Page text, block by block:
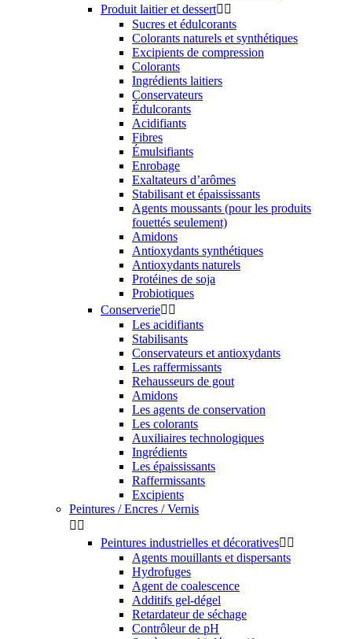
Produit laitier et dessert 
Sucres et édulcorants
Colorants naturels et synthétiques
Excipients de compression
Colorants
Ingrédients laitiers
Conservateurs
Édulcorants
Acidifiants
Fibres
Émulsifiants
Enrobage
Exaltateurs d’arômes
Stabilisant et épaississants
Agents moussants (pour les produits
fouettés seulement)
Amidons
Antioxydants synthétiques
Antioxydants naturels
Protéines de soja
Probiotiques
Conserverie 
Les acidifiants
Stabilisants
Conservateurs et antioxydants
Les raffermissants
Rehausseurs de gout
Amidons
Les agents de conservation
Les colorants
Auxiliaires technologiques
Ingrédients
Les épaississants
Raffermissants
Excipients
Peintures / Encres / Vernis
 
Peintures industrielles et décoratives 
Agents mouillants et dispersants
Hydrofuges
Agent de coalescence
Additifs gel-dégel
Retardateur de séchage
Contrôleur de pH